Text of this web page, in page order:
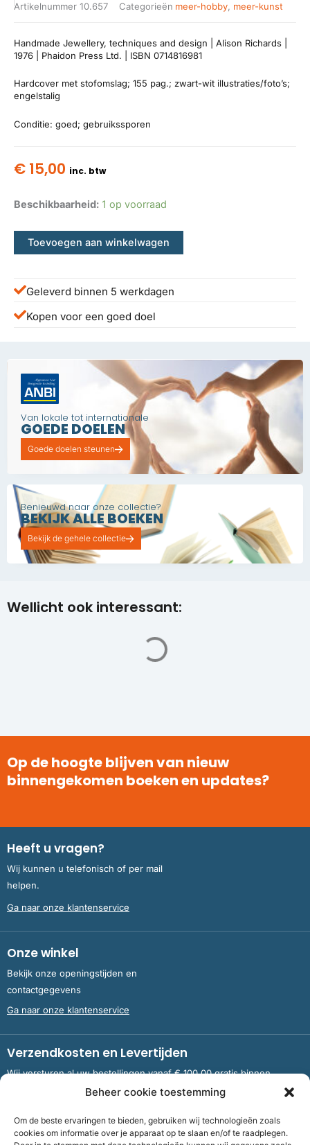
Beheer cookie toestemming
Om de beste ervaringen te bieden, gebruiken wij technologieën zoals
cookies om informatie over je apparaat op te slaan en/of te raadplegen.
Artikelnummer 10.657 Categorieën meer-hobby meer-kunst
Handmade Jewellery, techniques and design | Alison Richards |
1976 | Phaidon Press Ltd. | ISBN 0714816981
Hardcover met stofomslag; 155 pag.; zwart-wit illustraties/foto’s;
engelstalig
Conditie: goed; gebruikssporen
€ 15,00 inc. btw
Beschikbaarheid: 1 op voorraad
Toevoegen aan winkelwagen
Geleverd binnen 5 werkdagen
Kopen voor een goed doel
Van lokale tot internationale
GOEDE DOELEN
Goede doelen steunen
Benieuwd naar onze collectie?
BEKIJK ALLE BOEKEN
Bekijk de gehele collectie
Wellicht ook interessant:
Op de hoogte blijven van nieuw
binnengekomen boeken en updates?
Heeft u vragen?
Wij kunnen u telefonisch of per mail
helpen.
Ga naar onze klantenservice
Onze winkel
Bekijk onze openingstijden en
contactgegevens
Ga naar onze klantenservice
Verzendkosten en Levertijden
Wij versturen al uw bestellingen vanaf € 100,00 gratis binnen
Nederland en België.
Meer informatie over verzendkosten en levertijden